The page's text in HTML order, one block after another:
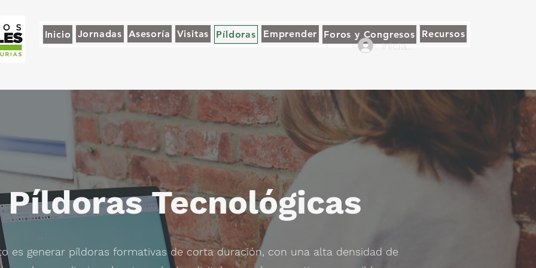
Inicio Jornadas Asesoría Visitas Píldoras Emprender Foros y Congresos Recursos
Iniciar sesión
Tecnológicas
es generar píldoras formativas de corta duración, con una alta densidad de